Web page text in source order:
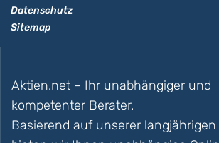
Datenschutz
Sitemap
Aktien.net – Ihr unabhängiger und
kompetenter Berater.
Basierend auf unserer